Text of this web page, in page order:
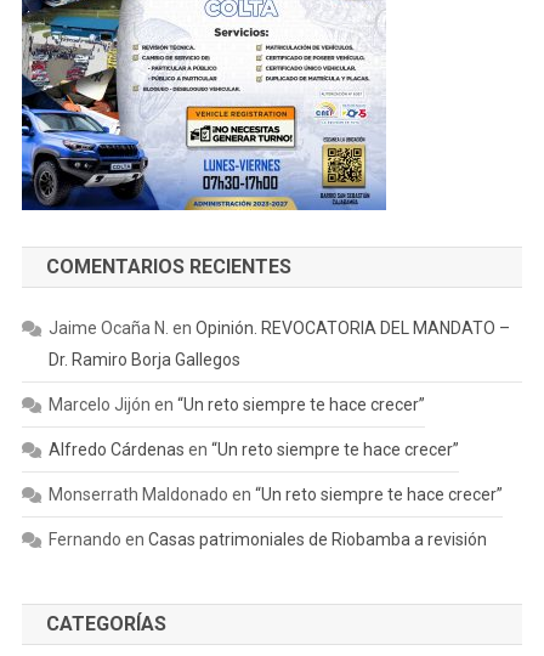
COMENTARIOS RECIENTES
Jaime Ocaña N. en Opinión. REVOCATORIA DEL MANDATO –
Dr. Ramiro Borja Gallegos
Marcelo Jijón en “Un reto siempre te hace crecer”
Alfredo Cárdenas en “Un reto siempre te hace crecer”
Monserrath Maldonado en “Un reto siempre te hace crecer”
Fernando en Casas patrimoniales de Riobamba a revisión
CATEGORÍAS